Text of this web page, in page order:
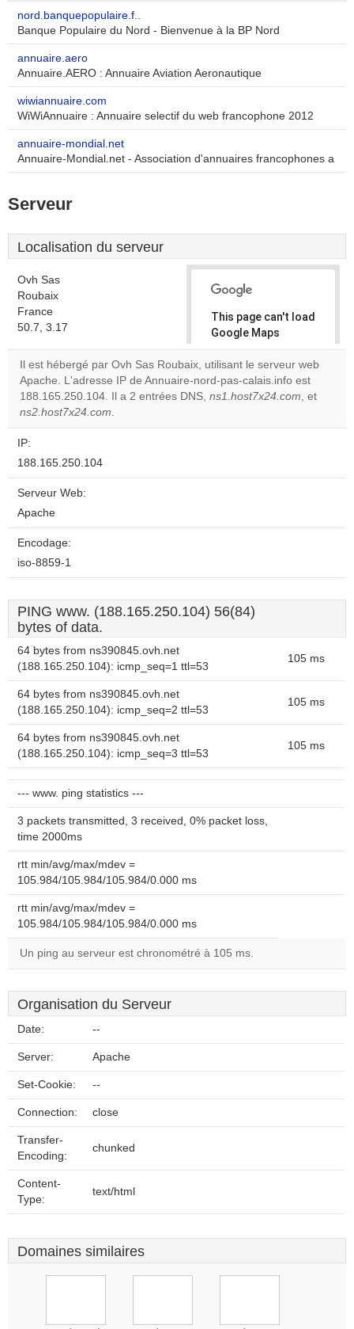
nord.banquepopulaire.f..
Banque Populaire du Nord - Bienvenue à la BP Nord
annuaire.aero
Annuaire.AERO : Annuaire Aviation Aeronautique
wiwiannuaire.com
WiWiAnnuaire : Annuaire selectif du web francophone 2012
annuaire-mondial.net
Annuaire-Mondial.net - Association d'annuaires francophones a
Serveur
Localisation du serveur
Ovh Sas
Roubaix
France
50.7, 3.17
This page can't load
Google Maps
correctly.
Do you
own this
OK
Il est hébergé par Ovh Sas Roubaix, utilisant le serveur web
Apache. L'adresse IP de Annuaire-nord-pas-calais.info est
188.165.250.104. Il a 2 entrées DNS, ns1.host7x24.com, et
ns2.host7x24.com.
IP:
188.165.250.104
Serveur Web:
Apache
Encodage:
iso-8859-1
PING www. (188.165.250.104) 56(84)
bytes of data.
64 bytes from ns390845.ovh.net
(188.165.250.104): icmp_seq=1 ttl=53
105 ms
64 bytes from ns390845.ovh.net
(188.165.250.104): icmp_seq=2 ttl=53
105 ms
64 bytes from ns390845.ovh.net
(188.165.250.104): icmp_seq=3 ttl=53
105 ms
--- www. ping statistics ---
3 packets transmitted, 3 received, 0% packet loss,
time 2000ms
rtt min/avg/max/mdev =
105.984/105.984/105.984/0.000 ms
rtt min/avg/max/mdev =
105.984/105.984/105.984/0.000 ms
Un ping au serveur est chronométré à 105 ms.
Organisation du Serveur
Date: --
Server: Apache
Set-Cookie: --
Connection: close
Transfer-
Encoding:
chunked
Content-
Type:
text/html
Domaines similaires